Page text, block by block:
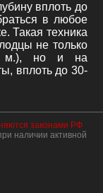
вплоть до
в любое
Такая техника
не только
м.), но и на
вплоть до 30-
законами РФ
наличии активной